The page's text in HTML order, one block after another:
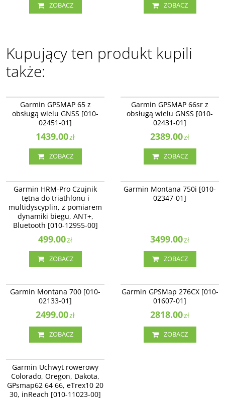
ZOBACZ ZOBACZ
Kupujący ten produkt kupili
także:
Garmin GPSMAP 65 z
obsługą wielu GNSS [010-
02451-01]
1439.00zł
ZOBACZ
BESTSELLER
Garmin GPSMAP 66sr z
obsługą wielu GNSS [010-
02431-01]
2389.00zł
ZOBACZ
Garmin HRM-Pro Czujnik
tętna do triathlonu i
multidyscyplin, z pomiarem
dynamiki biegu, ANT+,
Bluetooth [010-12955-00]
499.00zł
ZOBACZ
Garmin Montana 750i [010-
02347-01]
3499.00zł
ZOBACZ
Garmin Montana 700 [010-
02133-01]
2499.00zł
ZOBACZ
Garmin GPSMap 276CX [010-
01607-01]
2818.00zł
ZOBACZ
Garmin Uchwyt rowerowy
Colorado, Oregon, Dakota,
GPsmap62 64 66, eTrex10 20
30, inReach [010-11023-00]